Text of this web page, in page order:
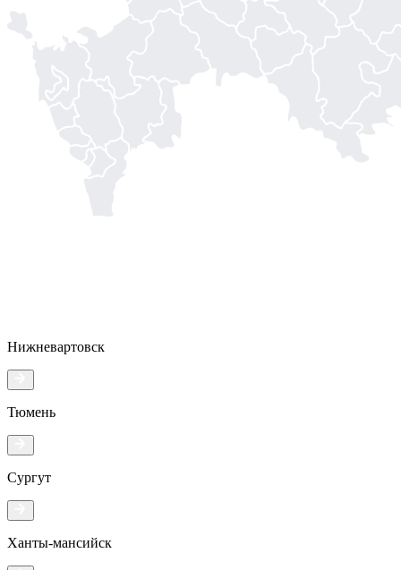
Нижневартовск
Тюмень
Сургут
Ханты-мансийск